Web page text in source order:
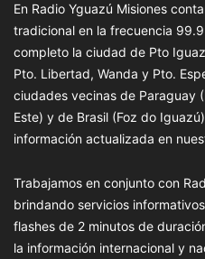
En Radio Yguazú Misiones
tradicional en la frecuencia
completo la ciudad de Pto
Pto. Libertad, Wanda y Pto.
ciudades vecinas de Paraguay
Este) y de Brasil (Foz do
información actualizada en
Trabajamos en conjunto con
brindando servicios
flashes de 2 minutos de
la información internacional y